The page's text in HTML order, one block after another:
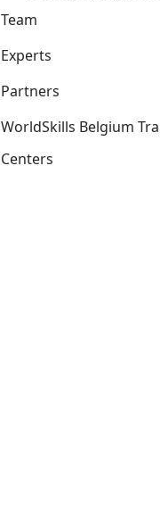
Team
Experts
Partners
WorldSkills Belgium
Centers